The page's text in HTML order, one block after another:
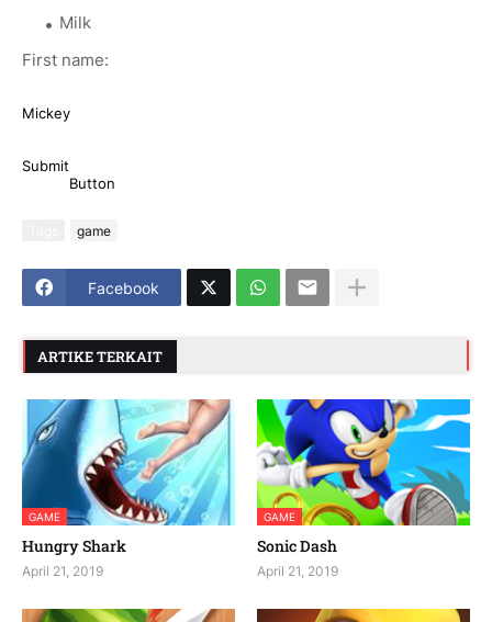
Milk
First name:
Button
game
Facebook
ARTIKE TERKAIT
GAME
Hungry Shark
April 21, 2019
GAME
Sonic Dash
April 21, 2019